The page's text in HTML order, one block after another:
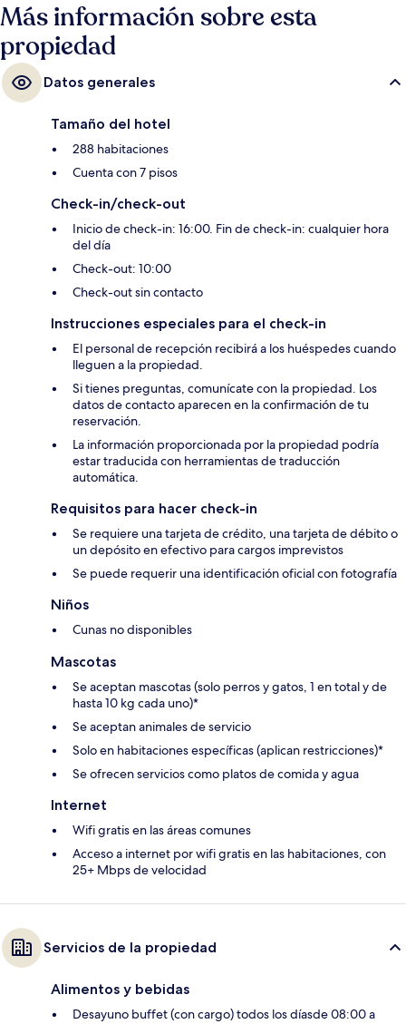
Más información sobre esta
propiedad
Datos generales
Tamaño del hotel
288 habitaciones
Cuenta con 7 pisos
Check-in/check-out
Inicio de check-in: 16:00. Fin de check-in: cualquier hora
del día
Check-out: 10:00
Check-out sin contacto
Instrucciones especiales para el check-in
El personal de recepción recibirá a los huéspedes cuando
lleguen a la propiedad.
Si tienes preguntas, comunícate con la propiedad. Los
datos de contacto aparecen en la confirmación de tu
reservación.
La información proporcionada por la propiedad podría
estar traducida con herramientas de traducción
automática.
Requisitos para hacer check-in
Se requiere una tarjeta de crédito, una tarjeta de débito o
un depósito en efectivo para cargos imprevistos
Se puede requerir una identificación oficial con fotografía
Niños
Cunas no disponibles
Mascotas
Se aceptan mascotas (solo perros y gatos, 1 en total y de
hasta 10 kg cada uno)*
Se aceptan animales de servicio
Solo en habitaciones específicas (aplican restricciones)*
Se ofrecen servicios como platos de comida y agua
Internet
Wifi gratis en las áreas comunes
Acceso a internet por wifi gratis en las habitaciones, con
25+ Mbps de velocidad
Servicios de la propiedad
Alimentos y bebidas
Desayuno buffet (con cargo) todos los díasde 08:00 a